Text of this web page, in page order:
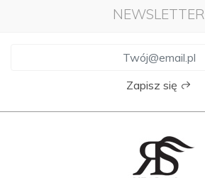
NEWSLETTER
Zapisz się